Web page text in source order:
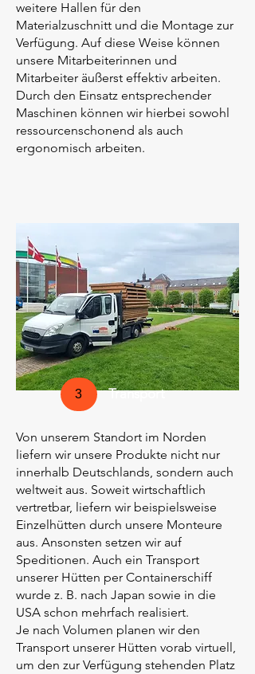
weitere Hallen für den
Materialzuschnitt und die Montage zur
Verfügung. Auf diese Weise können
unsere Mitarbeiterinnen und
Mitarbeiter äußerst effektiv arbeiten.
Durch den Einsatz entsprechender
Maschinen können wir hierbei sowohl
ressourcenschonend als auch
ergonomisch arbeiten.
Transport
3
Von unserem Standort im Norden
liefern wir unsere Produkte nicht nur
innerhalb Deutschlands, sondern auch
weltweit aus. Soweit wirtschaftlich
vertretbar, liefern wir beispielsweise
Einzelhütten durch unsere Monteure
aus. Ansonsten setzen wir auf
Speditionen. Auch ein Transport
unserer Hütten per Containerschiff
wurde z. B. nach Japan sowie in die
USA schon mehrfach realisiert.
Je nach Volumen planen wir den
Transport unserer Hütten vorab virtuell,
um den zur Verfügung stehenden Platz